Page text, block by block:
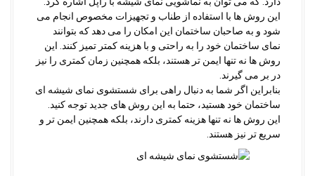
این روش ها با استفاده از طناب و تجهیزات مخصوص انجام می
شود و به صاحبان ساختمان این امکان را می دهد که بتوانند
نمای ساختمان خود را به راحتی و با هزینه کمتر تمیز کنند. این
روش ها نه تنها ایمن تر هستند، بلکه همچنین زمان کمتری را نیز
در بر می گیرند.
بنابراین اگر شما به دنبال راهی برای شستشوی نمای شیشه ای
ساختمان خود هستید، حتما به این روش های جدید توجه کنید.
این روش ها نه تنها هزینه کمتری دارند، بلکه همچنین ایمن تر و
سریع تر نیز هستند.